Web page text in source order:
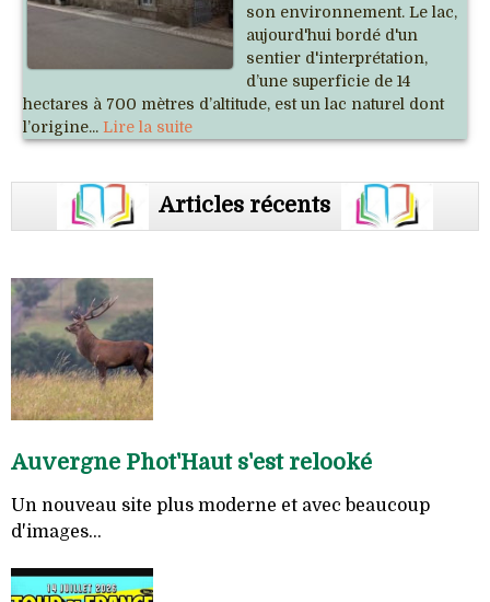
son environnement. Le lac,
aujourd'hui bordé d'un
sentier d'interprétation,
d’une superficie de 14
hectares à 700 mètres d’altitude, est un lac naturel dont
l’origine... Lire la suite
Articles récents
Auvergne Phot'Haut s'est relooké
Un nouveau site plus moderne et avec beaucoup
d'images...